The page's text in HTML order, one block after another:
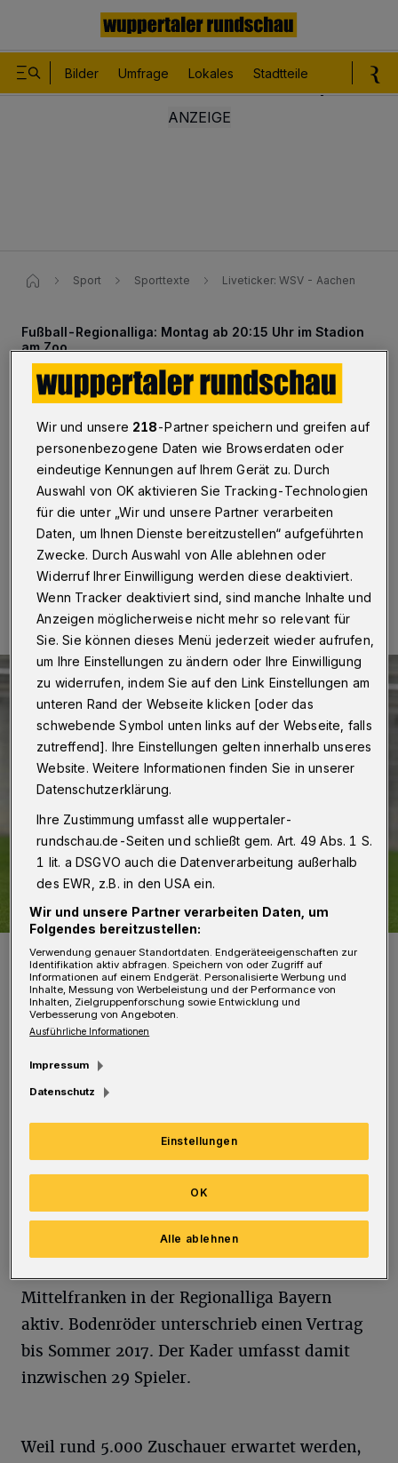
Bilder Umfrage Lokales Stadtteile
Sport Sporttexte Liveticker: WSV - Aachen
Fußball-Regionalliga: Montag ab 20:15 Uhr im Stadion
am Zoo
Liveticker: WSV - Aachen
Wuppertal·Im Stadion am Zoo steigt am
Montagabend (5. September 2016) der Westschlager
zwischen den Fußball-Regionalligisten Wuppertaler SV
und Alemannia Aachen. Anstoß ist um 20:15 Uhr
(Liveticker).
05.09.2016 , 16:34 Uhr Eine Minute Lesezeit
Kapitän Gaetano Manno ist wieder fit.
Foto: Dirk Freund
T rainer Stefan Vollmerhausen kann auf
Kapitän Gaetano Manno ist wieder dabei. Kurz
vor dem Ende der Transfer-Periode hatte der
WSV einen weiteren Spieler verpflichtet. Der
20-jährige Tim Bodenröder kommt vom
Zweitligisten Greuther Fürth. Die
Mittelfranken in der Regionalliga Bayern
aktiv. Bodenröder unterschrieb einen Vertrag
bis Sommer 2017. Der Kader umfasst damit
inzwischen 29 Spieler.
Weil rund 5.000 Zuschauer erwartet werden,
Wir und unsere 218-Partner speichern und greifen auf
personenbezogene Daten wie Browserdaten oder
eindeutige Kennungen auf Ihrem Gerät zu. Durch
Auswahl von OK aktivieren Sie Tracking-Technologien
für die unter „Wir und unsere Partner verarbeiten
Daten, um Ihnen Dienste bereitzustellen“ aufgeführten
Zwecke. Durch Auswahl von Alle ablehnen oder
Widerruf Ihrer Einwilligung werden diese deaktiviert.
Wenn Tracker deaktiviert sind, sind manche Inhalte und
Anzeigen möglicherweise nicht mehr so relevant für
Sie. Sie können dieses Menü jederzeit wieder aufrufen,
um Ihre Einstellungen zu ändern oder Ihre Einwilligung
zu widerrufen, indem Sie auf den Link Einstellungen am
unteren Rand der Webseite klicken [oder das
schwebende Symbol unten links auf der Webseite, falls
zutreffend]. Ihre Einstellungen gelten innerhalb unseres
Website. Weitere Informationen finden Sie in unserer
Datenschutzerklärung.
Ihre Zustimmung umfasst alle wuppertaler-
rundschau.de-Seiten und schließt gem. Art. 49 Abs. 1 S.
1 lit. a DSGVO auch die Datenverarbeitung außerhalb
des EWR, z.B. in den USA ein.
Wir und unsere Partner verarbeiten Daten, um
Folgendes bereitzustellen:
Verwendung genauer Standortdaten. Endgeräteeigenschaften zur
Identifikation aktiv abfragen. Speichern von oder Zugriff auf
Informationen auf einem Endgerät. Personalisierte Werbung und
Inhalte, Messung von Werbeleistung und der Performance von
Inhalten, Zielgruppenforschung sowie Entwicklung und
Verbesserung von Angeboten.
Ausführliche Informationen
Impressum
Datenschutz
Einstellungen
Alle ablehnen
OK